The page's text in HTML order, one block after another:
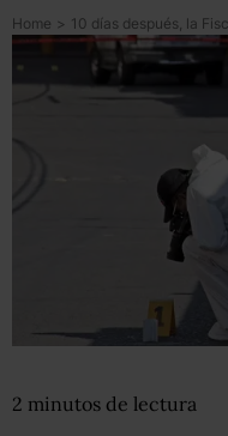
Home >
2 minutos de lectura